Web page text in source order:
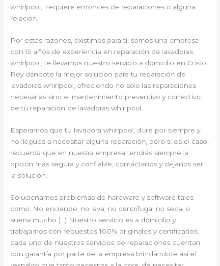
whirlpool, requiere entonces de reparaciones o alguna
relación.
Por estas razones, existimos para ti, somos una empresa
con 15 años de experiencia en reparación de lavadoras
whirlpool, te llevamos nuestro servicio a domicilio en Cristo
Rey dándote la mejor solución para tu reparación de
lavadoras whirlpool, ofreciendo no solo las reparaciones
necesarias sino el mantenimiento preventivo y correctivo
de tu reparación de lavadoras whirlpool.
Esperamos que tu lavadora whirlpool, dure por siempre y
no llegues a necesitar alguna reparación, pero si es el caso,
recuerda que en nuestra empresa tendrás siempre la
opción más segura y confiable, contáctanos y déjanos ser
la solución.
Solucionamos problemas de hardware y software tales
como: No enciende, no lava, no centrifuga, no seca, o
suena mucho (…) Nuestro servicio es a domicilio y
trabajamos con repuestos 100% originales y certificados,
cada uno de nuestros servicios de reparaciones cuentan
con garantía por parte de la empresa brindándote así el